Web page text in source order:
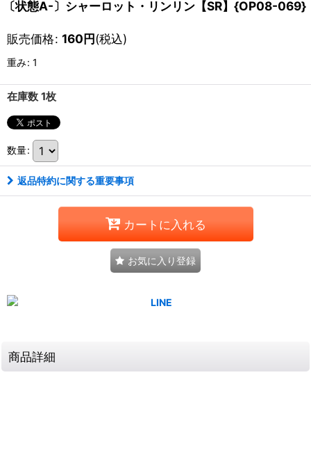
〔状態A-〕シャーロット・リンリン【SR】{OP08-069}
販売価格: 160円(税込)
重み: 1
在庫数 1枚
数量:
返品特約に関する重要事項
カートに入れる
お気に入り登録
商品詳細